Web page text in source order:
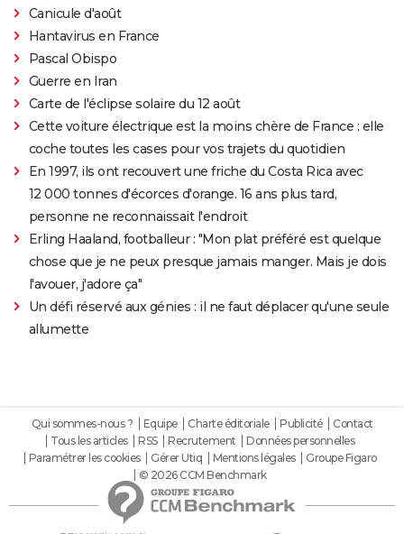
Canicule d'août
Hantavirus en France
Pascal Obispo
Guerre en Iran
Carte de l'éclipse solaire du 12 août
Cette voiture électrique est la moins chère de France : elle
coche toutes les cases pour vos trajets du quotidien
En 1997, ils ont recouvert une friche du Costa Rica avec
12 000 tonnes d'écorces d'orange. 16 ans plus tard,
personne ne reconnaissait l'endroit
Erling Haaland, footballeur : "Mon plat préféré est quelque
chose que je ne peux presque jamais manger. Mais je dois
l'avouer, j'adore ça"
Un défi réservé aux génies : il ne faut déplacer qu'une seule
allumette
Qui sommes-nous ? Equipe Charte éditoriale Publicité
Contact
Tous les articles
RSS Recrutement
Données personnelles
Paramétrer les cookies
Gérer Utiq Mentions légales
Groupe Figaro
© 2026 CCM Benchmark